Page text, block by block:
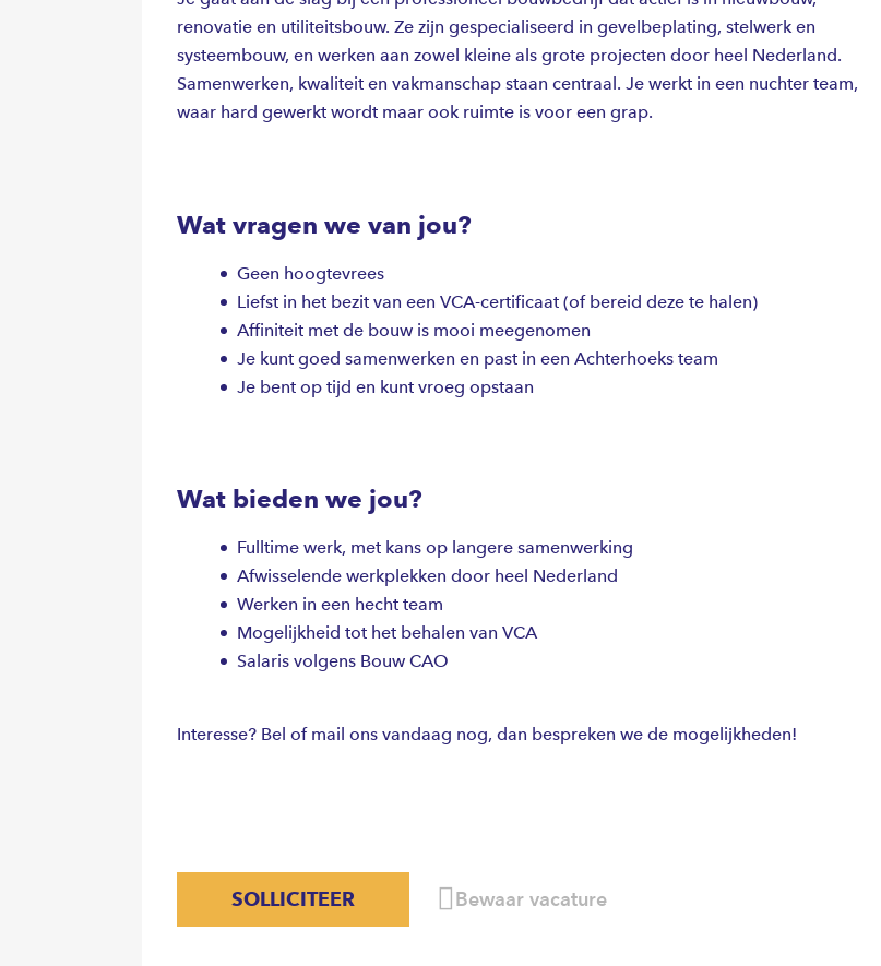
renovatie en utiliteitsbouw. Ze zijn gespecialiseerd in gevelbeplating, stelwerk en
systeembouw, en werken aan zowel kleine als grote projecten door heel Nederland.
Samenwerken, kwaliteit en vakmanschap staan centraal. Je werkt in een nuchter team,
waar hard gewerkt wordt maar ook ruimte is voor een grap.
Wat vragen we van jou?
Geen hoogtevrees
Liefst in het bezit van een VCA-certificaat (of bereid deze te halen)
Affiniteit met de bouw is mooi meegenomen
Je kunt goed samenwerken en past in een Achterhoeks team
Je bent op tijd en kunt vroeg opstaan
Wat bieden we jou?
Fulltime werk, met kans op langere samenwerking
Afwisselende werkplekken door heel Nederland
Werken in een hecht team
Mogelijkheid tot het behalen van VCA
Salaris volgens Bouw CAO
Interesse? Bel of mail ons vandaag nog, dan bespreken we de mogelijkheden!
SOLLICITEER Bewaar vacature